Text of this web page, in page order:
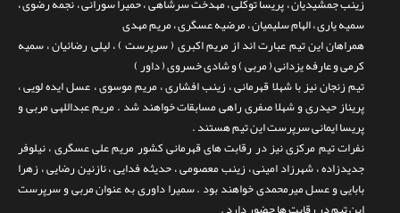
سمیه یاری ، الهام سلیمیان ، مرضیه عسگری ، مریم مهدی
همراهان این تیم عبارت اند از مریم اکبری ( سرپرست ) ، لیلی رضائیان ، سمیه
کرمی و عارفه یزدانی ( مربی ) و شادی خسروی ( داور )
تیم زنجان نیز با شهلا قهرمانی ، زینب افشاری ، مریم موسوی ، عسل ایده لویی ،
پریناز حیدری و شهلا صفری راهی مسابقات خواهند شد . مریم عبداللهی مربی و
پریسا ایمانی سرپرست این تیم هستند .
نفرات تیم مرکزی نیز در رقابت های قهرمانی کشور مریم علی عسگری ، نیلوفر
جدیدزاده ، شهرزاد امینی ، زینب معصومی ، حدیثه فدایی ، نازنین رضایی ، زهرا
بابایی و عسل میرمحمدی خواهند بود . سمیرا داوری به عنوان مربی و سرپرست